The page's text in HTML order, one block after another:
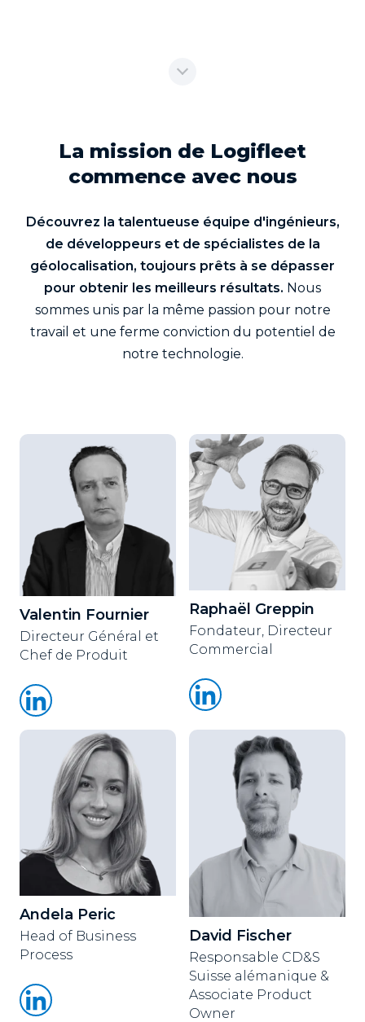
La mission de Logifleet
commence avec nous
Découvrez la talentueuse équipe d'ingénieurs,
de développeurs et de spécialistes de la
géolocalisation, toujours prêts à se dépasser
pour obtenir les meilleurs résultats. Nous
sommes unis par la même passion pour notre
travail et une ferme conviction du potentiel de
notre technologie.
Valentin Fournier
Directeur Général et
Chef de Produit
Raphaël Greppin
Fondateur, Directeur
Commercial
Andela Peric
Head of Business
Process
David Fischer
Responsable CD&S
Suisse alémanique &
Associate Product
Owner